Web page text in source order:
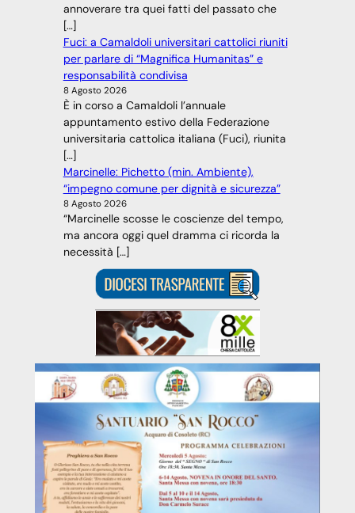
annoverare tra quei fatti del passato che
[…]
Fuci: a Camaldoli universitari cattolici riuniti
per parlare di “Magnifica Humanitas” e
responsabilità condivisa
8 Agosto 2026
È in corso a Camaldoli l’annuale
appuntamento estivo della Federazione
universitaria cattolica italiana (Fuci), riunita
[…]
Marcinelle: Pichetto (min. Ambiente),
“impegno comune per dignità e sicurezza”
8 Agosto 2026
“Marcinelle scosse le coscienze del tempo,
ma ancora oggi quel dramma ci ricorda la
necessità […]